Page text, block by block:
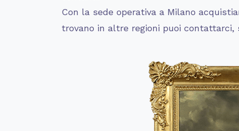
Con la sede operativa a Milano
trovano in altre regioni puoi